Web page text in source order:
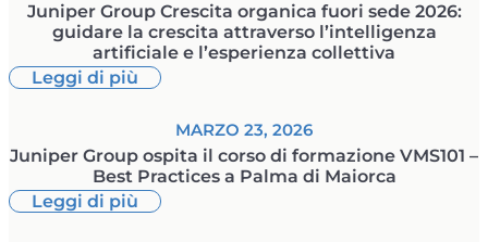
Juniper Group Crescita organica fuori sede 2026:
guidare la crescita attraverso l’intelligenza
artificiale e l’esperienza collettiva
Leggi di più
MARZO 23, 2026
Juniper Group ospita il corso di formazione VMS101 –
Best Practices a Palma di Maiorca
Leggi di più